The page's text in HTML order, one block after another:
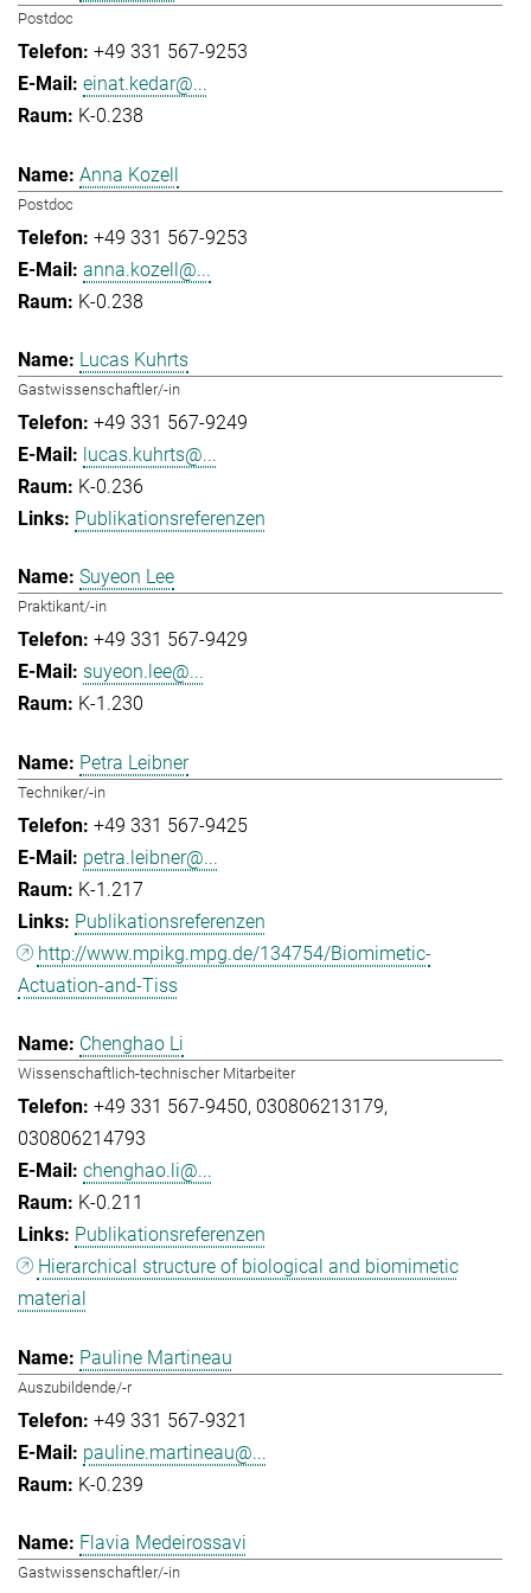
Postdoc
+49 331 567-9253
einat.kedar@...
K-0.238
Anna Kozell
Postdoc
+49 331 567-9253
anna.kozell@...
K-0.238
Lucas Kuhrts
Gastwissenschaftler/-in
+49 331 567-9249
lucas.kuhrts@...
K-0.236
Publikationsreferenzen
Suyeon Lee
Praktikant/-in
+49 331 567-9429
suyeon.lee@...
K-1.230
Petra Leibner
Techniker/-in
+49 331 567-9425
petra.leibner@...
K-1.217
Publikationsreferenzen
http://www.mpikg.mpg.de/134754/Biomimetic-
Actuation-and-Tiss
Chenghao Li
Wissenschaftlich-technischer Mitarbeiter
+49 331 567-9450 030806213179
030806214793
chenghao.li@...
K-0.211
Publikationsreferenzen
Hierarchical structure of biological and biomimetic
material
Pauline Martineau
Auszubildende/-r
+49 331 567-9321
pauline.martineau@...
K-0.239
Flavia Medeirossavi
Gastwissenschaftler/-in